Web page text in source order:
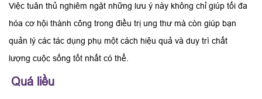
Việc tuân thủ nghiêm ngặt những lưu ý này không chỉ giúp tối đa
hóa cơ hội thành công trong điều trị ung thư mà còn giúp bạn
quản lý các tác dụng phụ một cách hiệu quả và duy trì chất
lượng cuộc sống tốt nhất có thể.
Quá liều